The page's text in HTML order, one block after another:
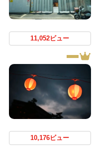
11,052ビュー
10,176ビュー